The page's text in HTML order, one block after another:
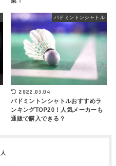
バドミントンシャトル
2022.03.04
バドミントンシャトルおすすめラ
ンキングTOP20！人気メーカーも
通販で購入できる？